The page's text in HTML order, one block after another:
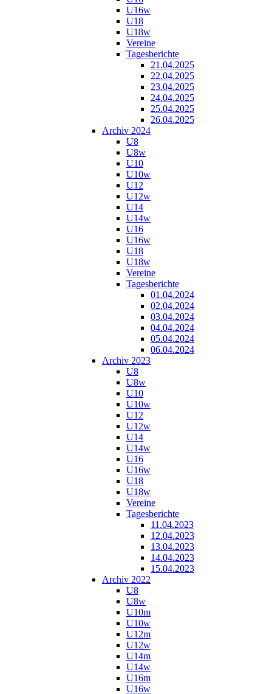
U16w
U18
U18w
Vereine
Tagesberichte
21.04.2025
22.04.2025
23.04.2025
24.04.2025
25.04.2025
26.04.2025
Archiv 2024
U8
U8w
U10
U10w
U12
U12w
U14
U14w
U16
U16w
U18
U18w
Vereine
Tagesberichte
01.04.2024
02.04.2024
03.04.2024
04.04.2024
05.04.2024
06.04.2024
Archiv 2023
U8
U8w
U10
U10w
U12
U12w
U14
U14w
U16
U16w
U18
U18w
Vereine
Tagesberichte
11.04.2023
12.04.2023
13.04.2023
14.04.2023
15.04.2023
Archiv 2022
U8
U8w
U10m
U10w
U12m
U12w
U14m
U14w
U16m
U16w